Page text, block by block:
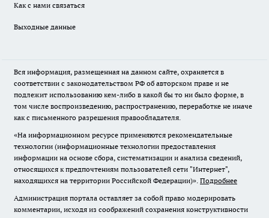
Как с нами связаться
Выходные данные
Вся информация, размещенная на данном сайте, охраняется в
соответствии с законодательством РФ об авторском праве и не
подлежит использованию кем-либо в какой бы то ни было форме, в
том числе воспроизведению, распространению, переработке не иначе
как с письменного разрешения правообладателя.
«На информационном ресурсе применяются рекомендательные
технологии (информационные технологии предоставления
информации на основе сбора, систематизации и анализа сведений,
относящихся к предпочтениям пользователей сети "Интернет",
находящихся на территории Российской Федерации)». Подробнее
Администрация портала оставляет за собой право модерировать
комментарии, исходя из соображений сохранения конструктивности